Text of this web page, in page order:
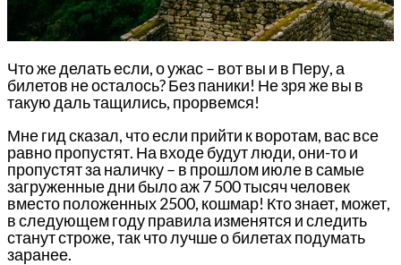
Что же делать если, о ужас – вот вы и в Перу, а
билетов не осталось? Без паники! Не зря же вы в
такую даль тащились, прорвемся!
Мне гид сказал, что если прийти к воротам, вас все
равно пропустят. На входе будут люди, они-то и
пропустят за наличку – в прошлом июле в самые
загруженные дни было аж 7 500 тысяч человек
вместо положенных 2500, кошмар! Кто знает, может,
в следующем году правила изменятся и следить
станут строже, так что лучше о билетах подумать
заранее.